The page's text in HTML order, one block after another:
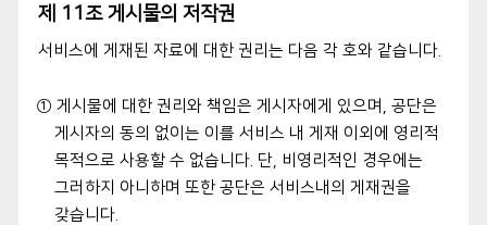
제 11조 게시물의 저작권
서비스에 게재된 자료에 대한 권리는 다음 각 호와 같습니다.
① 게시물에 대한 권리와 책임은 게시자에게 있으며, 공단은
게시자의 동의 없이는 이를 서비스 내 게재 이외에 영리적
목적으로 사용할 수 없습니다. 단, 비영리적인 경우에는
그러하지 아니하며 또한 공단은 서비스내의 게재권을
갖습니다.